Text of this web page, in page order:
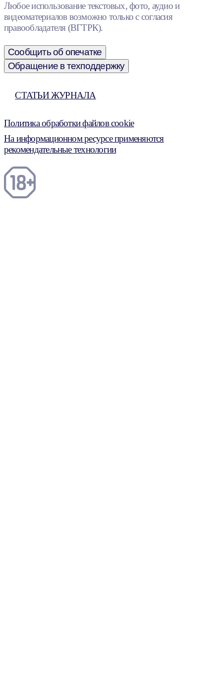
Любое использование текстовых, фото, аудио и
видеоматериалов возможно только с согласия
правообладателя (ВГТРК).
Сообщить об опечатке
Обращение в техподдержку
СТАТЬИ ЖУРНАЛА
Политика обработки файлов cookie
На информационном ресурсе применяются
рекомендательные технологии